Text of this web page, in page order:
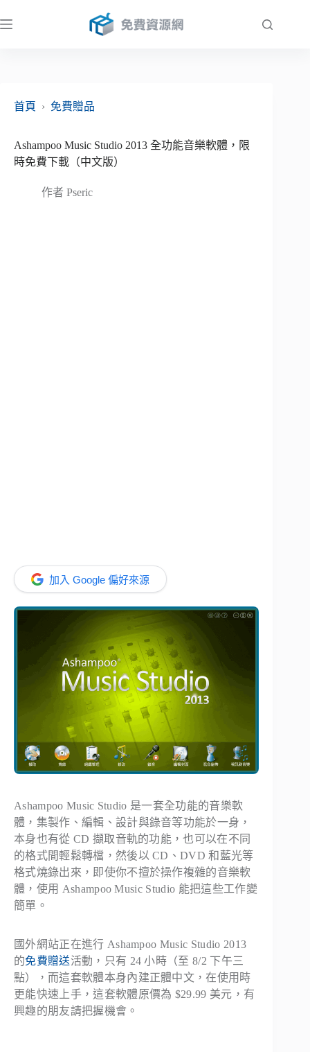
至
首頁
› 免費贈品
Ashampoo Music Studio 2013 全功能音樂軟體，限
時免費下載（中文版）
作者 Pseric
加入 Google 偏好來源
Ashampoo Music Studio 是一套全功能的音樂軟
體，集製作、編輯、設計與錄音等功能於一身，
本身也有從 CD 擷取音軌的功能，也可以在不同
的格式間輕鬆轉檔，然後以 CD、DVD 和藍光等
格式燒錄出來，即使你不擅於操作複雜的音樂軟
體，使用 Ashampoo Music Studio 能把這些工作變
簡單。
國外網站正在進行 Ashampoo Music Studio 2013
的免費贈送活動，只有 24 小時（至 8/2 下午三
點），而這套軟體本身內建正體中文，在使用時
更能快速上手，這套軟體原價為 $29.99 美元，有
興趣的朋友請把握機會。